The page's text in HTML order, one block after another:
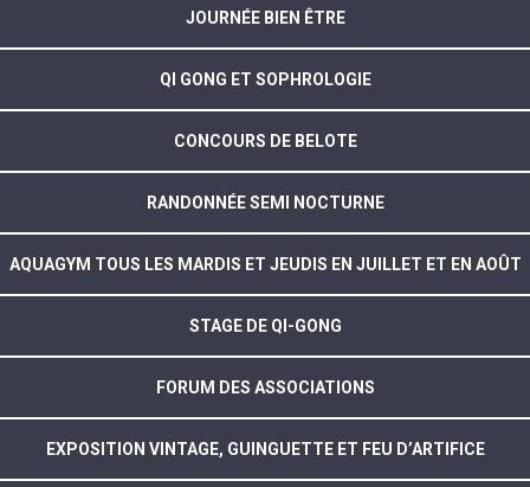
JOURNÉE BIEN ÊTRE
QI GONG ET SOPHROLOGIE
CONCOURS DE BELOTE
RANDONNÉE SEMI NOCTURNE
AQUAGYM TOUS LES MARDIS ET JEUDIS EN JUILLET ET EN AOÛT
STAGE DE QI-GONG
FORUM DES ASSOCIATIONS
EXPOSITION VINTAGE, GUINGUETTE ET FEU D’ARTIFICE